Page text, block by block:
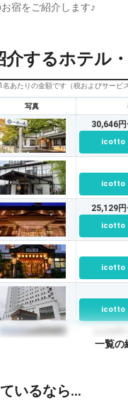
宿をご紹介します♪
介するホテル
あたりの金額です（税およびサービ
写真
30,646
icotto
icotto
25,129
icotto
icotto
icotto
icotto
一覧の
いるなら…